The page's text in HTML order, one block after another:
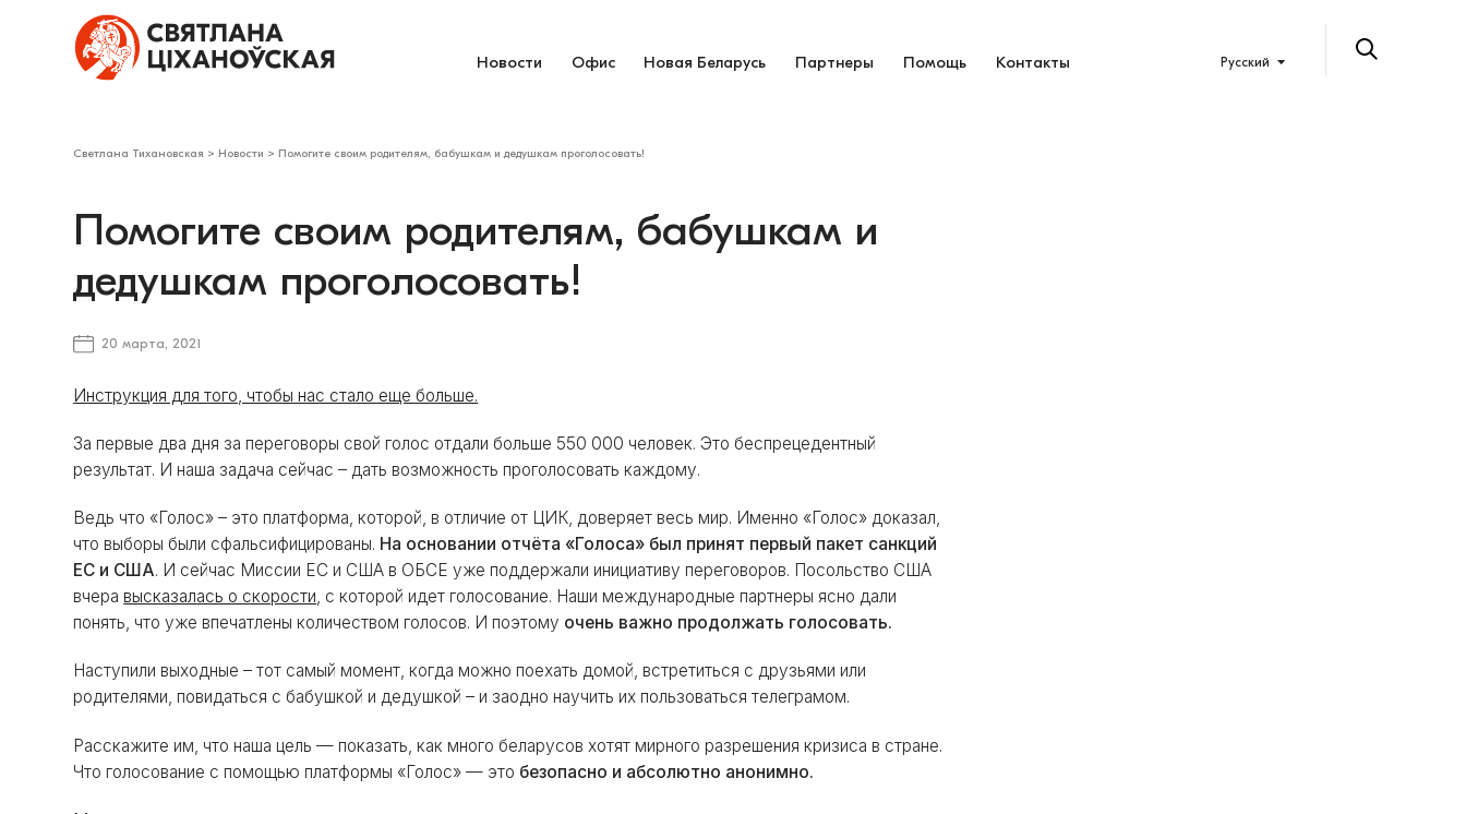
Новости Офис Новая Беларусь Партнеры Помощь Контакты Русский
Светлана Тихановская > Новости > Помогите своим родителям, бабушкам и дедушкам проголосовать!
Помогите своим родителям, бабушкам и
дедушкам проголосовать!
20 марта, 2021
Инструкция для того, чтобы нас стало еще больше.
За первые два дня за переговоры свой голос отдали больше 550 000 человек. Это беспрецедентный
результат. И наша задача сейчас – дать возможность проголосовать каждому.
Ведь что «Голос» – это платформа, которой, в отличие от ЦИК, доверяет весь мир. Именно «Голос» доказал,
что выборы были сфальсифицированы. На основании отчёта «Голоса» был принят первый пакет санкций
ЕС и США. И сейчас Миссии ЕС и США в ОБСЕ уже поддержали инициативу переговоров. Посольство США
вчеравысказалась о скорости, с которой идет голосование. Наши международные партнеры ясно дали
понять, что уже впечатлены количеством голосов. И поэтому очень важно продолжать голосовать.
Наступили выходные – тот самый момент, когда можно поехать домой, встретиться с друзьями или
родителями, повидаться с бабушкой и дедушкой – и заодно научить их пользоваться телеграмом.
Расскажите им, что наша цель — показать, как много беларусов хотят мирного разрешения кризиса в стране.
Что голосование с помощью платформы «Голос» — это безопасно и абсолютно анонимно.